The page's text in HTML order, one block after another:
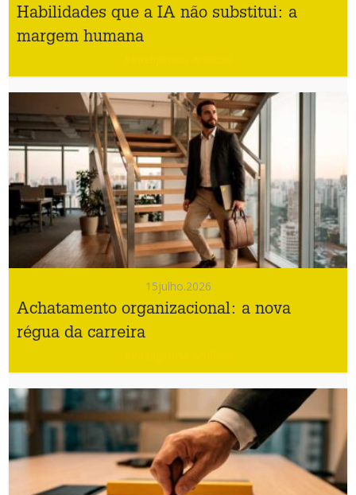
Habilidades que a IA não substitui: a
margem humana
15julho.2026
Achatamento organizacional: a nova
régua da carreira